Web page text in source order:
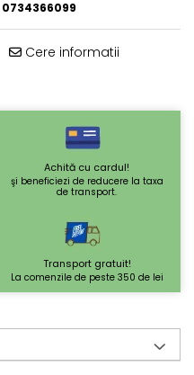
0734366099
Cere informatii
Achită cu cardul!
şi beneficiezi de reducere la taxa
de transport.
Transport gratuit!
La comenzile de peste 350 de lei